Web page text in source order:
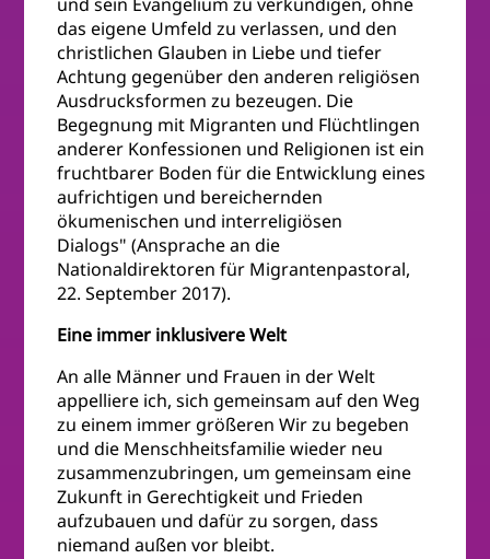
das eigene Umfeld zu verlassen, und den
christlichen Glauben in Liebe und tiefer
Achtung gegenüber den anderen religiösen
Ausdrucksformen zu bezeugen. Die
Begegnung mit Migranten und Flüchtlingen
anderer Konfessionen und Religionen ist ein
fruchtbarer Boden für die Entwicklung eines
aufrichtigen und bereichernden
ökumenischen und interreligiösen
Dialogs" (Ansprache an die
Nationaldirektoren für Migrantenpastoral,
22. September 2017).
Eine immer inklusivere Welt
An alle Männer und Frauen in der Welt
appelliere ich, sich gemeinsam auf den Weg
zu einem immer größeren Wir zu begeben
und die Menschheitsfamilie wieder neu
zusammenzubringen, um gemeinsam eine
Zukunft in Gerechtigkeit und Frieden
aufzubauen und dafür zu sorgen, dass
niemand außen vor bleibt.